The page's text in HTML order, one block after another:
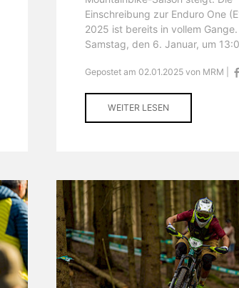
Einschreibung zur Enduro One
2025 ist bereits in vollem Gange.
Samstag, den 6. Januar, um
Gepostet am 02.01.2025 von MRM |
WEITER LESEN